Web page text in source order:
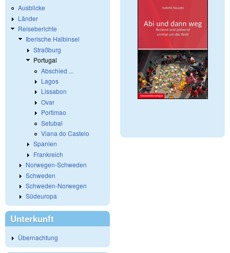
Ausblicke
Länder
Reiseberichte
Iberische Halbinsel
Straßburg
Portugal
Abschied ...
Lagos
Lissabon
Ovar
Portimao
Setubal
Viana do Castelo
Spanien
Frankreich
Norwegen-Schweden
Schweden
Schweden-Norwegen
Südeuropa
Unterkunft
Übernachtung